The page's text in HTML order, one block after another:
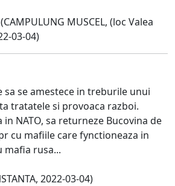
(CAMPULUNG MUSCEL, (loc Valea
03-04)
sa se amestece in treburile unui
tratatele si provoaca razboi.
in NATO, sa returneze Bucovina de
cu mafiile care fynctioneaza in
mafia rusa...
2022-03-04)